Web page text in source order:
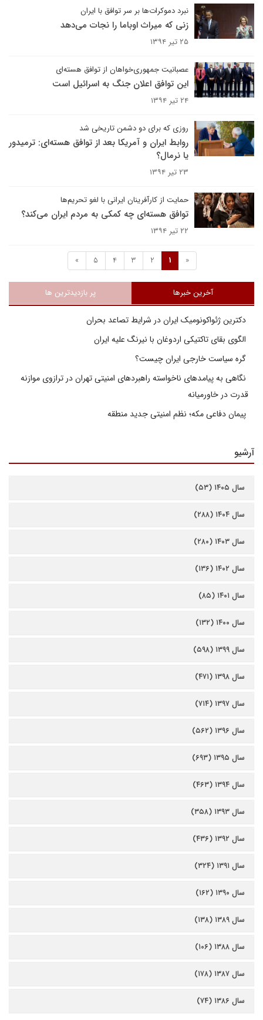
نبرد دموکرات‌ها بر سر توافق با ایران
زنی که میراث اوباما را نجات می‌دهد
۲۵ تیر ۱۳۹۴
عصبانیت جمهوری‌خواهان از توافق هسته‌ای
این توافق اعلان جنگ به اسرائیل است
۲۴ تیر ۱۳۹۴
روزی که برای دو دشمن تاریخی شد
روابط ایران و آمریکا بعد از توافق هسته‌ای: ترمیدور
یا نرمال؟
۲۳ تیر ۱۳۹۴
حمایت از کارآفرینان ایرانی با لغو تحریم‌ها
توافق هسته‌ای چه کمکی به مردم ایران می‌کند؟
۲۲ تیر ۱۳۹۴
«
1
2
3
4
5
»
آخرین خبرها پر بازدیدترین ها
دکترین ژئواکونومیک ایران در شرایط تصاعد بحران
الگوی بقای تاکتیکی اردوغان با نیرنگ علیه ایران
گره سیاست خارجی ایران چیست؟
نگاهی به پیامدهای ناخواسته راهبردهای امنیتی تهران در ترازوی موازنه
قدرت در خاورمیانه
پیمان دفاعی مکه؛ نظم امنیتی جدید منطقه
آرشیو
سال ۱۴۰۵ (۵۳)
سال ۱۴۰۴ (۲۸۸)
سال ۱۴۰۳ (۲۸۰)
سال ۱۴۰۲ (۱۳۶)
سال ۱۴۰۱ (۸۵)
سال ۱۴۰۰ (۱۳۲)
سال ۱۳۹۹ (۵۹۸)
سال ۱۳۹۸ (۴۷۱)
سال ۱۳۹۷ (۷۱۴)
سال ۱۳۹۶ (۵۶۲)
سال ۱۳۹۵ (۶۹۳)
سال ۱۳۹۴ (۴۶۳)
سال ۱۳۹۳ (۳۵۸)
سال ۱۳۹۲ (۴۳۶)
سال ۱۳۹۱ (۳۲۴)
سال ۱۳۹۰ (۱۶۲)
سال ۱۳۸۹ (۱۳۸)
سال ۱۳۸۸ (۱۰۶)
سال ۱۳۸۷ (۱۷۸)
سال ۱۳۸۶ (۷۴)